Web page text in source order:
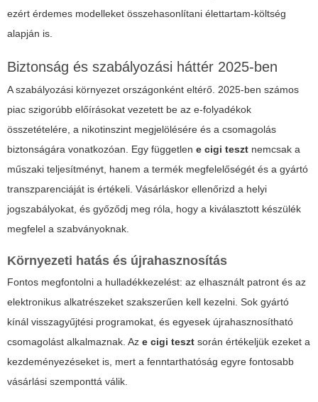
ezért érdemes modelleket összehasonlítani élettartam-költség
alapján is.
Biztonság és szabályozási háttér 2025-ben
A szabályozási környezet országonként eltérő. 2025-ben számos
piac szigorúbb előírásokat vezetett be az e-folyadékok
összetételére, a nikotinszint megjelölésére és a csomagolás
biztonságára vonatkozóan. Egy független e cigi teszt nemcsak a
műszaki teljesítményt, hanem a termék megfelelőségét és a gyártó
transzparenciáját is értékeli. Vásárláskor ellenőrizd a helyi
jogszabályokat, és győződj meg róla, hogy a kiválasztott készülék
megfelel a szabványoknak.
Környezeti hatás és újrahasznosítás
Fontos megfontolni a hulladékkezelést: az elhasznált patront és az
elektronikus alkatrészeket szakszerűen kell kezelni. Sok gyártó
kínál visszagyűjtési programokat, és egyesek újrahasznosítható
csomagolást alkalmaznak. Az e cigi teszt során értékeljük ezeket a
kezdeményezéseket is, mert a fenntarthatóság egyre fontosabb
vásárlási szemponttá válik.